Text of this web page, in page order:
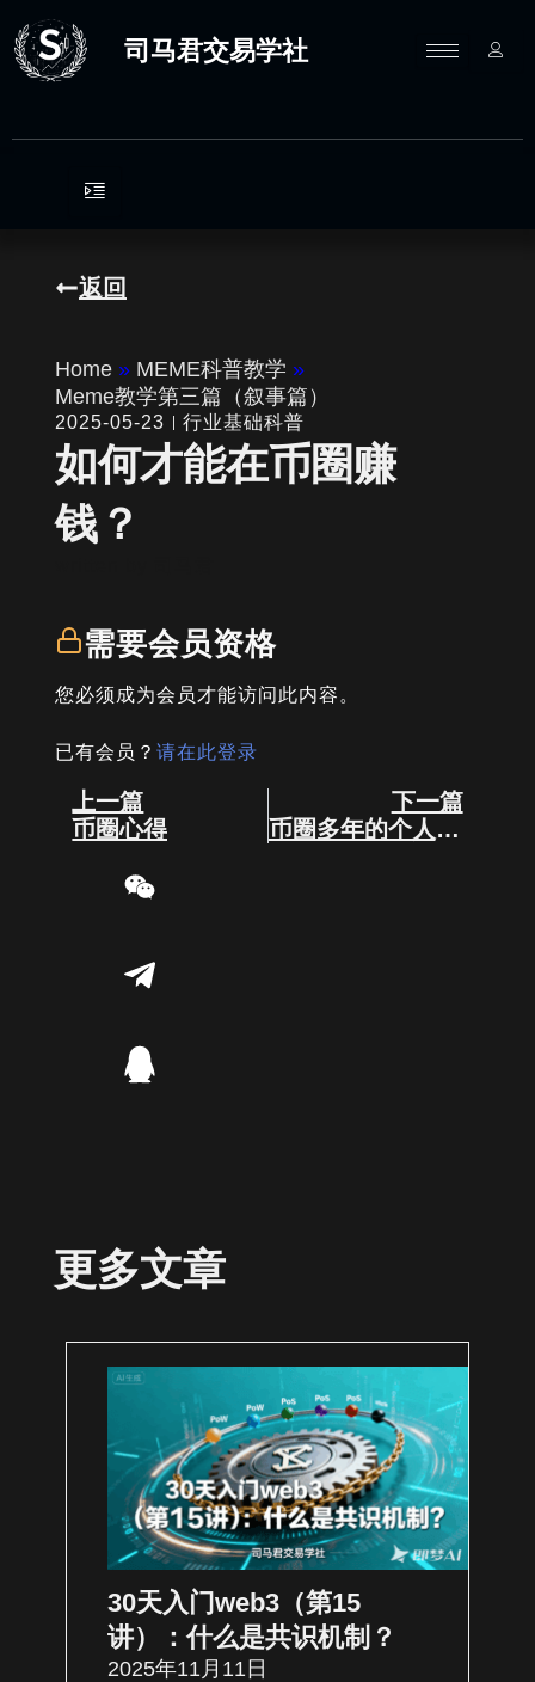
至
内
司马君交易学社
返回
Home » MEME科普教学 »
Meme教学第三篇（叙事篇）
2025-05-23 行业基础科普
如何才能在币圈赚
钱？
需要会员资格
您必须成为会员才能访问此内容。
已有会员？ 请在此登录
Prev
上一篇
币圈心得
下一篇
币圈多年的个人经验总结
更多文章
30天入门web3（第15
讲）：什么是共识机制？
2025年11月11日